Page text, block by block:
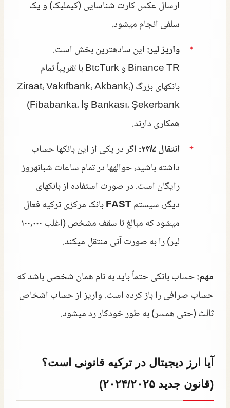
ارسال عکس کارت شناسایی (کیملیک) و یک
سلفی انجام میشود.
واریز لیر:این سادهترین بخش است.
Binance TR و BtcTurk با تقریباً تمام
بانکهای بزرگ (Ziraat، Vakıfbank، Akbank،
Fibabanka، İş Bankası، Şekerbank)
همکاری دارند.
انتقال ۲۴/۷:
اگر در یکی از این بانکها حساب
داشته باشید، حوالهها در تمام ساعات شبانهروز
رایگان است. در صورت استفاده از بانکهای
دیگر، سیستمFASTبانک مرکزی ترکیه فعال
میشود که مبالغ تا سقف مشخص (اغلب ۱۰۰,۰۰۰
لیر) را به صورت آنی منتقل میکند.
مهم:حساب بانکی حتماً باید به نام همان شخصی باشد که
حساب صرافی را باز کرده است. واریز از حساب اشخاص
ثالث (حتی همسر) به طور خودکار رد میشود.
آیا ارز دیجیتال در ترکیه قانونی است؟
(قانون جدید ۲۰۲۴/۲۰۲۵)